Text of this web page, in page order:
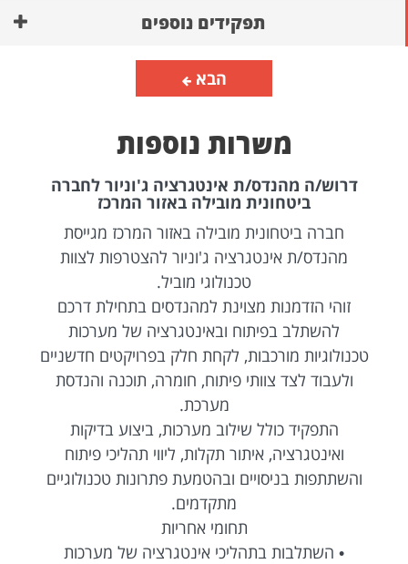
תפקידים נוספים
הבא
משרות נוספות
דרוש/ה מהנדס/ת אינטגרציה ג'וניור לחברה
ביטחונית מובילה באזור המרכז
חברה ביטחונית מובילה באזור המרכז מגייסת
מהנדס/ת אינטגרציה ג'וניור להצטרפות לצוות
טכנולוגי מוביל.
זוהי הזדמנות מצוינת למהנדסים בתחילת דרכם
להשתלב בפיתוח ובאינטגרציה של מערכות
טכנולוגיות מורכבות, לקחת חלק בפרויקטים חדשניים
ולעבוד לצד צוותי פיתוח, חומרה, תוכנה והנדסת
מערכת.
התפקיד כולל שילוב מערכות, ביצוע בדיקות
ואינטגרציה, איתור תקלות, ליווי תהליכי פיתוח
והשתתפות בניסויים ובהטמעת פתרונות טכנולוגיים
מתקדמים.
תחומי אחריות
• השתלבות בתהליכי אינטגרציה של מערכות